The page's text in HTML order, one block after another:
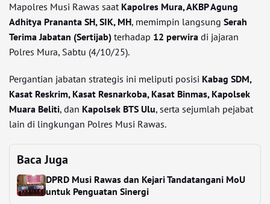
Mapolres Musi Rawas saat Kapolres Mura, AKBP Agung
Adhitya Prananta SH, SIK, MH, memimpin langsung Serah
Terima Jabatan (Sertijab) terhadap 12 perwira di jajaran
Polres Mura, Sabtu (4/10/25).
Pergantian jabatan strategis ini meliputi posisi Kabag SDM,
Kasat Reskrim, Kasat Resnarkoba, Kasat Binmas, Kapolsek
Muara Beliti, dan Kapolsek BTS Ulu, serta sejumlah pejabat
lain di lingkungan Polres Musi Rawas.
Baca Juga
DPRD Musi Rawas dan Kejari Tandatangani MoU
untuk Penguatan Sinergi